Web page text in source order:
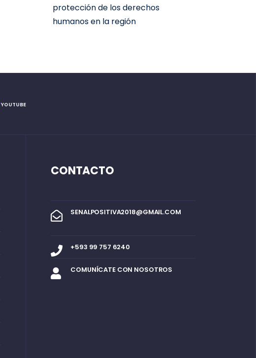
protección de los derechos
humanos en la región
YOUTUBE
CONTACTO
SENALPOSITIVA2018@GMAIL.COM
+593 99 757 6240
COMUNÍCATE CON NOSOTROS